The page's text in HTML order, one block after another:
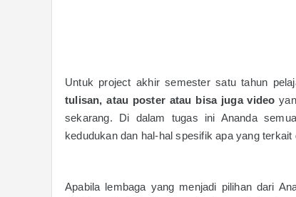
Untuk project akhir semester satu tahun
tulisan, atau poster atau bisa juga video
sekarang. Di dalam tugas ini Ananda
kedudukan dan hal-hal spesifik apa yang terkait
Apabila lembaga yang menjadi pilihan dari